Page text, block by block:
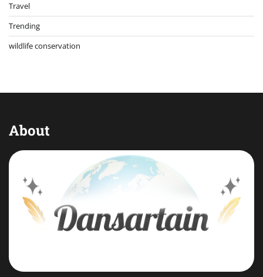
Travel
Trending
wildlife conservation
About